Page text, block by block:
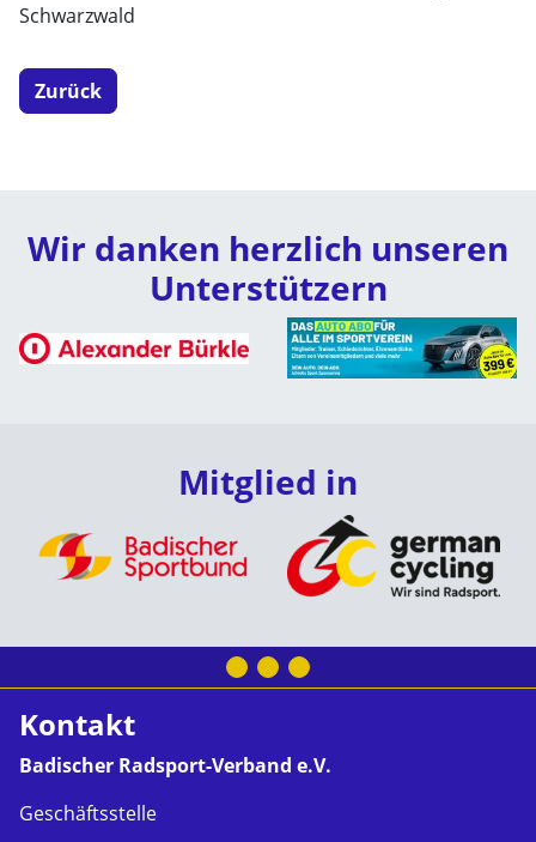
Schwarzwald
Zurück
Wir danken herzlich unseren
Unterstützern
Mitglied in
Kontakt
Badischer Radsport-Verband e.V.
Geschäftsstelle